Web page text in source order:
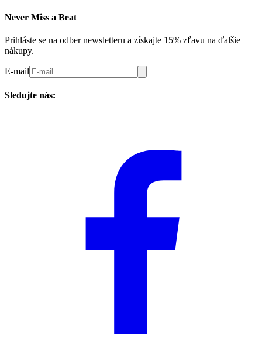
Never Miss a Beat
Prihláste se na odber newsletteru a získajte 15% zľavu na ďalšie
nákupy.
E-mail
Sledujte nás: